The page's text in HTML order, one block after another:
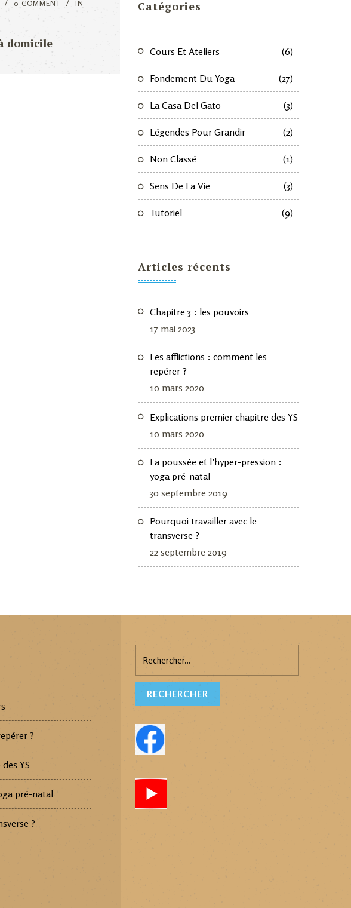
0 COMMENT
IN
domicile
Catégories
Cours Et Ateliers (6)
Fondement Du Yoga (27)
La Casa Del Gato (3)
Légendes Pour Grandir (2)
Non Classé (1)
Sens De La Vie (3)
Tutoriel (9)
Articles récents
Chapitre 3 : les pouvoirs
17 mai 2023
Les afflictions : comment les
repérer ?
10 mars 2020
Explications premier chapitre des YS
10 mars 2020
La poussée et l’hyper-pression :
yoga pré-natal
30 septembre 2019
Pourquoi travailler avec le
transverse ?
22 septembre 2019
?
YS
pré-natal
?